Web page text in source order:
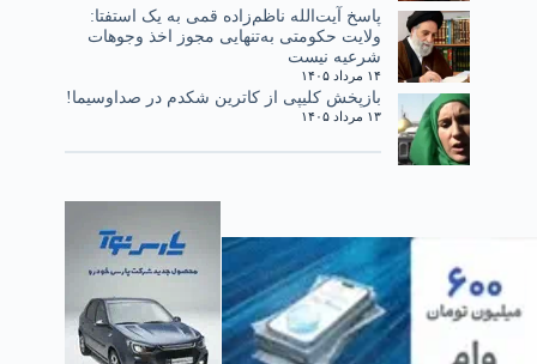
پاسخ آیت‌الله ناظم‌زاده قمی به یک استفتا:
ولایت حکومتی به‌تنهایی مجوز اخذ وجوهات
شرعیه نیست
۱۴ مرداد ۱۴۰۵
بازپخش کلیپی از کاترین شکدم در صداوسیما!
۱۳ مرداد ۱۴۰۵